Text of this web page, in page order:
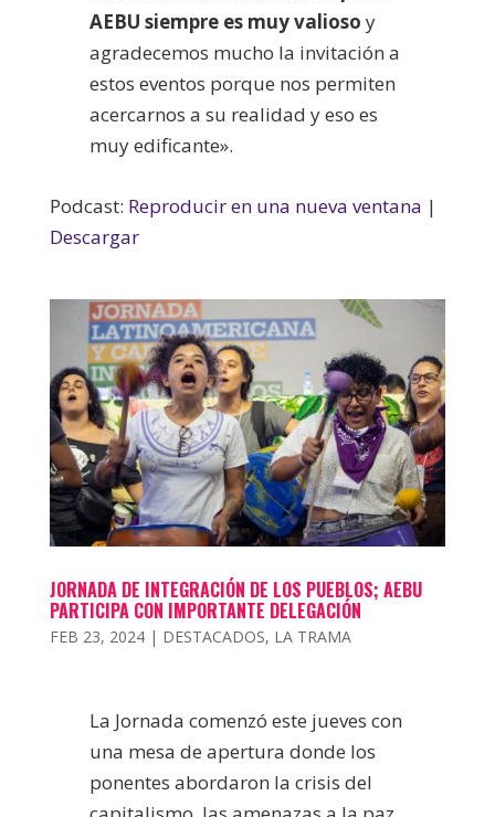
AEBU siempre es muy valioso y
agradecemos mucho la invitación a
estos eventos porque nos permiten
acercarnos a su realidad y eso es
muy edificante».
Podcast: Reproducir en una nueva ventana |
Descargar
JORNADA DE INTEGRACIÓN DE LOS PUEBLOS; AEBU
PARTICIPA CON IMPORTANTE DELEGACIÓN
FEB 23, 2024| DESTACADOS, LA TRAMA
La Jornada comenzó este jueves con
una mesa de apertura donde los
ponentes abordaron la crisis del